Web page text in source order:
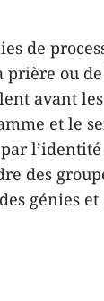
de
ou de
avant les
et le
l’identité
des
génies et